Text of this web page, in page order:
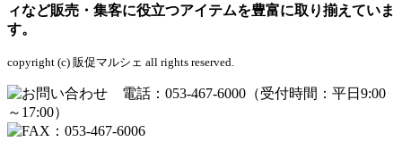
ィなど販売・集客に役立つアイテムを豊富に取り揃えていま
す。
copyright (c) 販促マルシェ all rights reserved.